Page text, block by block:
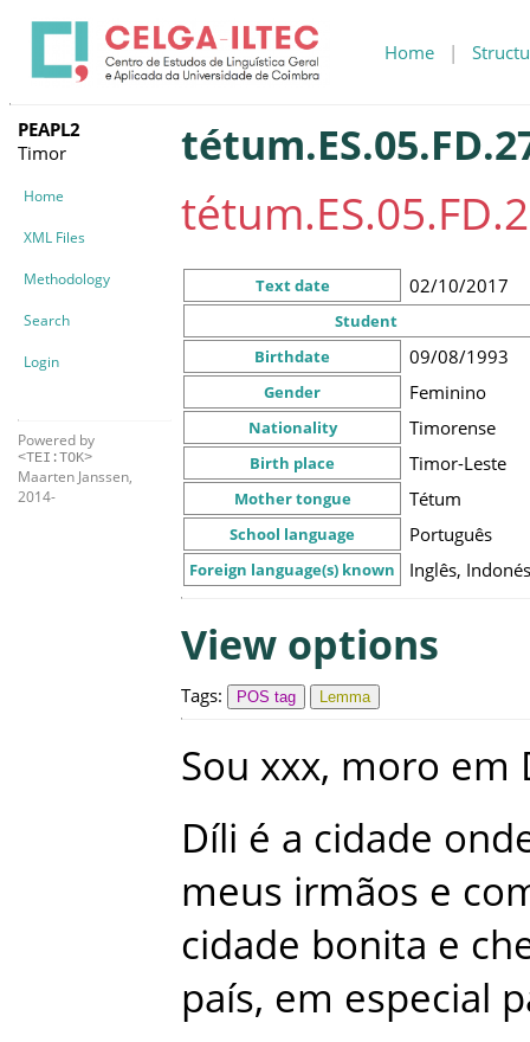
Home |
PEAPL2
Timor
Home
XML Files
Methodology
Search
Login
Powered by
<TEI:TOK>
Maarten Janssen,
2014-
Text date 02/10/2017
Student
Birthdate
09/08/1993
Gender Feminino
Nationality Timorense
Birth place Timor-Leste
Mother tongue Tétum
School language Português
Foreign language(s) known Inglês,
View options
Tags: POS tag Lemma
Sou xxx, moro em
Díli é a cidade
meus irmãos e
cidade bonita e
país, em especial